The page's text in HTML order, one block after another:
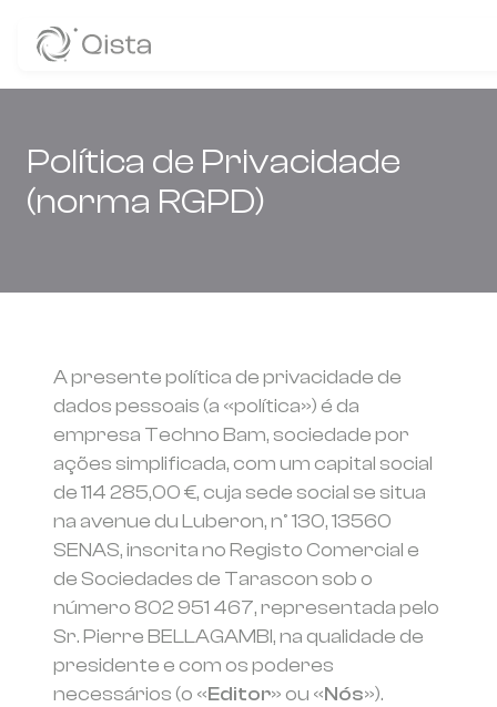
Política de Privacidade
(norma RGPD)
A presente política de privacidade de
dados pessoais (a «política») é da
empresa Techno Bam, sociedade por
ações simplificada, com um capital social
de 114 285,00 €, cuja sede social se situa
na avenue du Luberon, nº 130, 13560
SENAS, inscrita no Registo Comercial e
de Sociedades de Tarascon sob o
número 802 951 467, representada pelo
Sr. Pierre BELLAGAMBI, na qualidade de
presidente e com os poderes
necessários (o «Editor» ou «Nós»).